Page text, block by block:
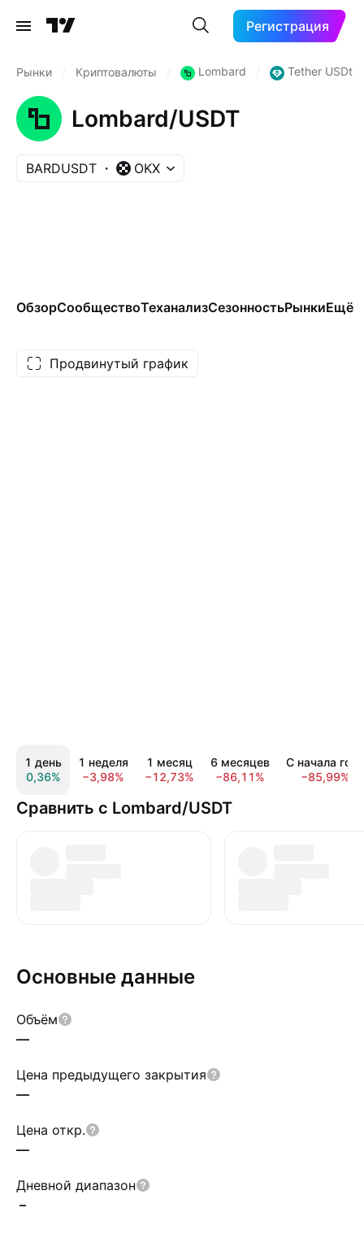
Регистрация
Рынки Криптовалюты Lombard Tether USDt
Lombard/USDT
BARDUSDT OKX
ОбзорСообществоТеханализСезонностьРынкиЕщё
Продвинутый график
1 день
0,36%
1 неделя
−3,98%
1 месяц
−12,73%
6 месяцев
−86,11%
С начала года
−85,99%
Сравнить с Lombard/USDT
Основные данные
Объём
—
Цена предыдущего закрытия
—
Цена откр.
—
Дневной диапазон
–